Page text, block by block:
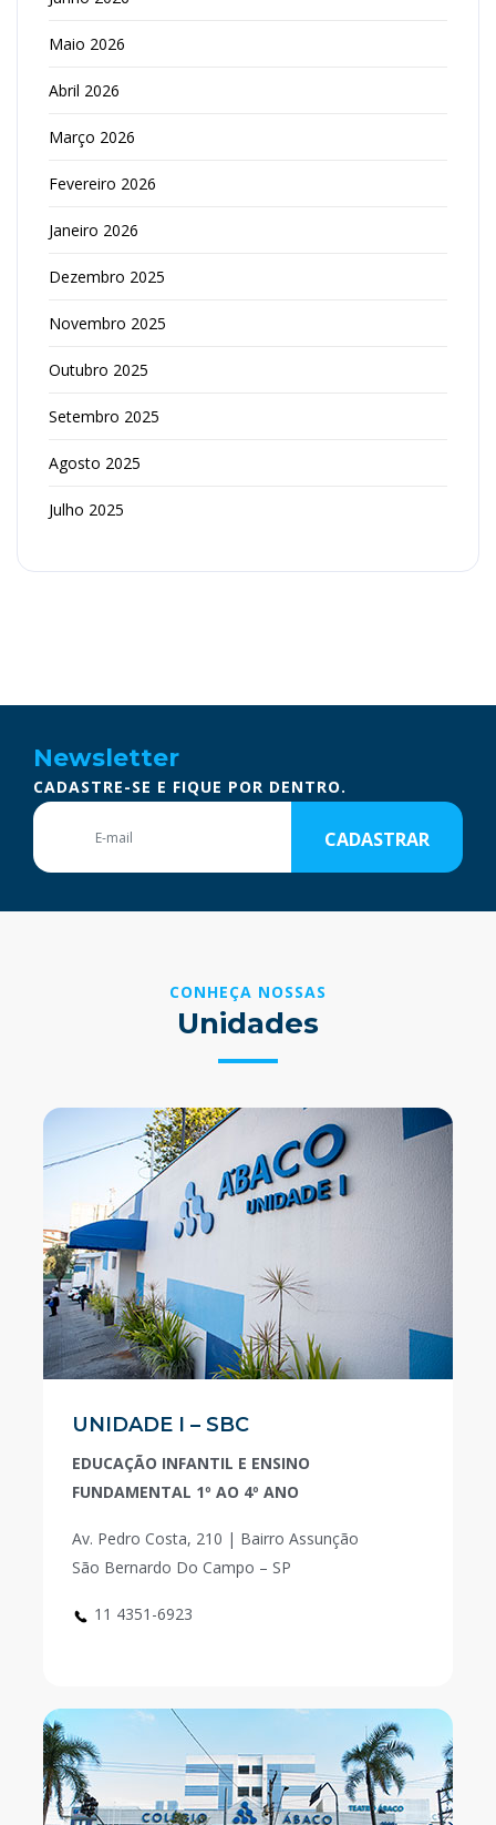
Maio 2026
Abril 2026
Março 2026
Fevereiro 2026
Janeiro 2026
Dezembro 2025
Novembro 2025
Outubro 2025
Setembro 2025
Agosto 2025
Julho 2025
Newsletter
CADASTRE-SE E FIQUE POR DENTRO.
CADASTRAR
CONHEÇA NOSSAS
Unidades
UNIDADE I – SBC
EDUCAÇÃO INFANTIL E ENSINO
FUNDAMENTAL 1º AO 4º ANO
Av. Pedro Costa, 210 | Bairro Assunção
São Bernardo Do Campo – SP
11 4351-6923